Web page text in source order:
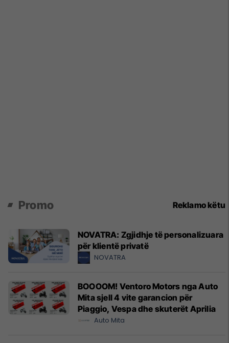
Promo Reklamo këtu
NOVATRA: Zgjidhje të personalizuara
për klientë privatë
NOVATRA
BOOOOM! Ventoro Motors nga Auto
Mita sjell 4 vite garancion për
Piaggio, Vespa dhe skuterët Aprilia
Auto Mita